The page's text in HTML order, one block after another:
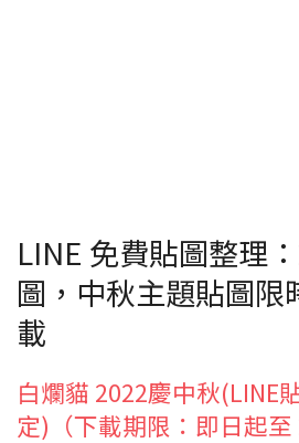
LINE 免費貼圖整理
圖，中秋主題貼圖限
載
白爛貓 2022慶中秋(LINE
定)（下載期限：即日起至